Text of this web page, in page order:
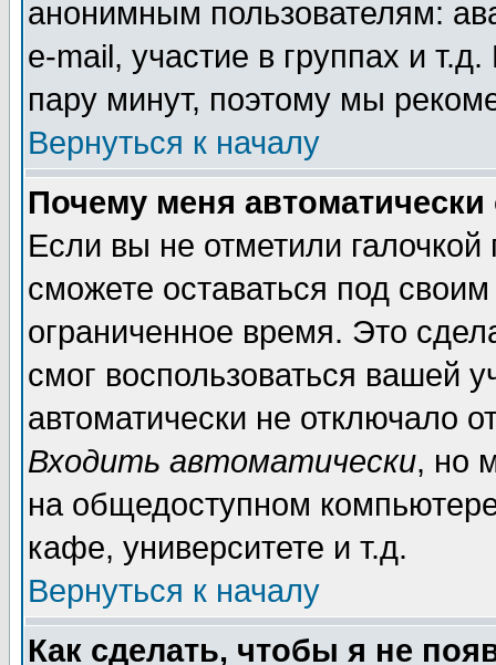
анонимным пользователям:
e-mail, участие в группах и
пару минут, поэтому мы
Вернуться к началу
Почему меня автоматически
Если вы не отметили галочкой
сможете оставаться под
ограниченное время. Это
смог воспользоваться вашей
автоматически не отключало
Входить автоматически, но
на общедоступном
кафе, университете и т.д.
Вернуться к началу
Как сделать, чтобы я не